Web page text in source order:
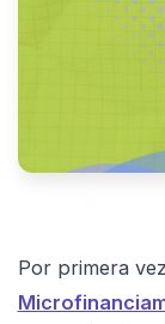
Por primera